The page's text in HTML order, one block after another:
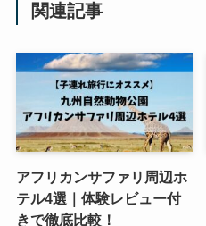
関連記事
アフリカンサファリ周辺ホ
テル4選｜体験レビュー付
きで徹底比較！